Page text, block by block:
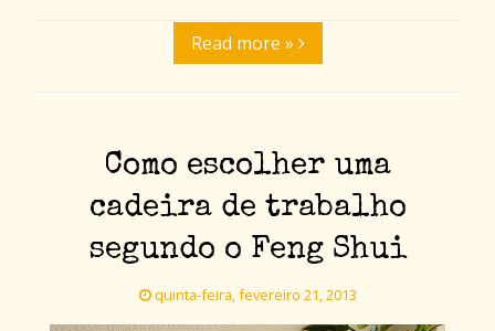
Read more »
Como escolher uma
cadeira de trabalho
segundo o Feng Shui
quinta-feira, fevereiro 21, 2013